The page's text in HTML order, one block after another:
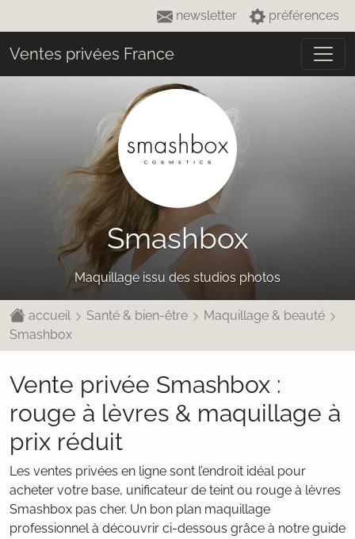
newsletter préférences
Ventes privées France
Smashbox
Maquillage issu des studios photos
accueil Santé & bien-être
Maquillage & beauté
Smashbox
Vente privée Smashbox :
rouge à lèvres & maquillage à
prix réduit
Les ventes privées en ligne sont l’endroit idéal pour
acheter votre base, unificateur de teint ou rouge à lèvres
Smashbox pas cher. Un bon plan maquillage
professionnel à découvrir ci-dessous grâce à notre guide